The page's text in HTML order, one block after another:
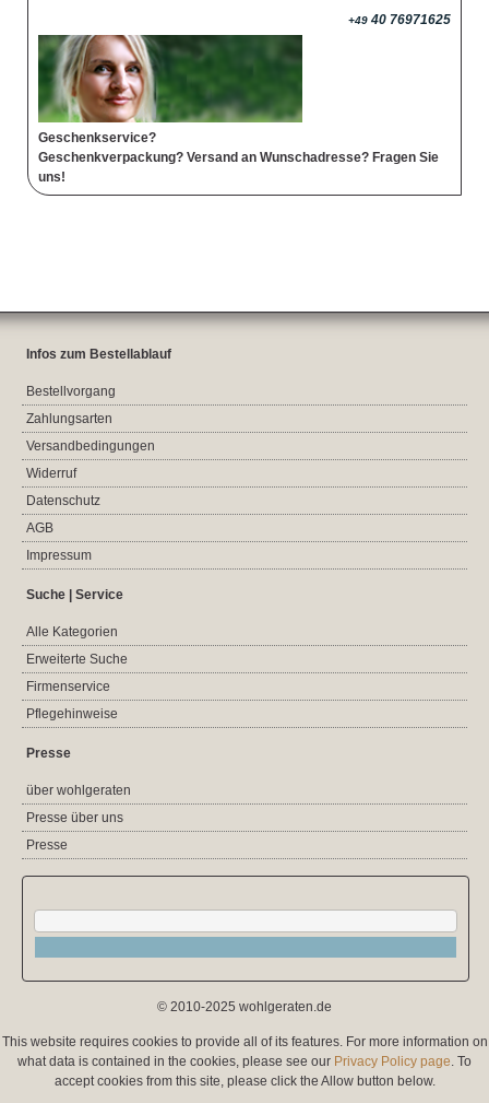
+49 40 76971625
Geschenkservice?
Geschenkverpackung? Versand an Wunschadresse? Fragen Sie
uns!
Infos zum Bestellablauf
Bestellvorgang
Zahlungsarten
Versandbedingungen
Widerruf
Datenschutz
AGB
Impressum
Suche | Service
Alle Kategorien
Erweiterte Suche
Firmenservice
Pflegehinweise
Presse
über wohlgeraten
Presse über uns
Presse
© 2010-2025 wohlgeraten.de
This website requires cookies to provide all of its features. For more information on
what data is contained in the cookies, please see our Privacy Policy page. To
accept cookies from this site, please click the Allow button below.